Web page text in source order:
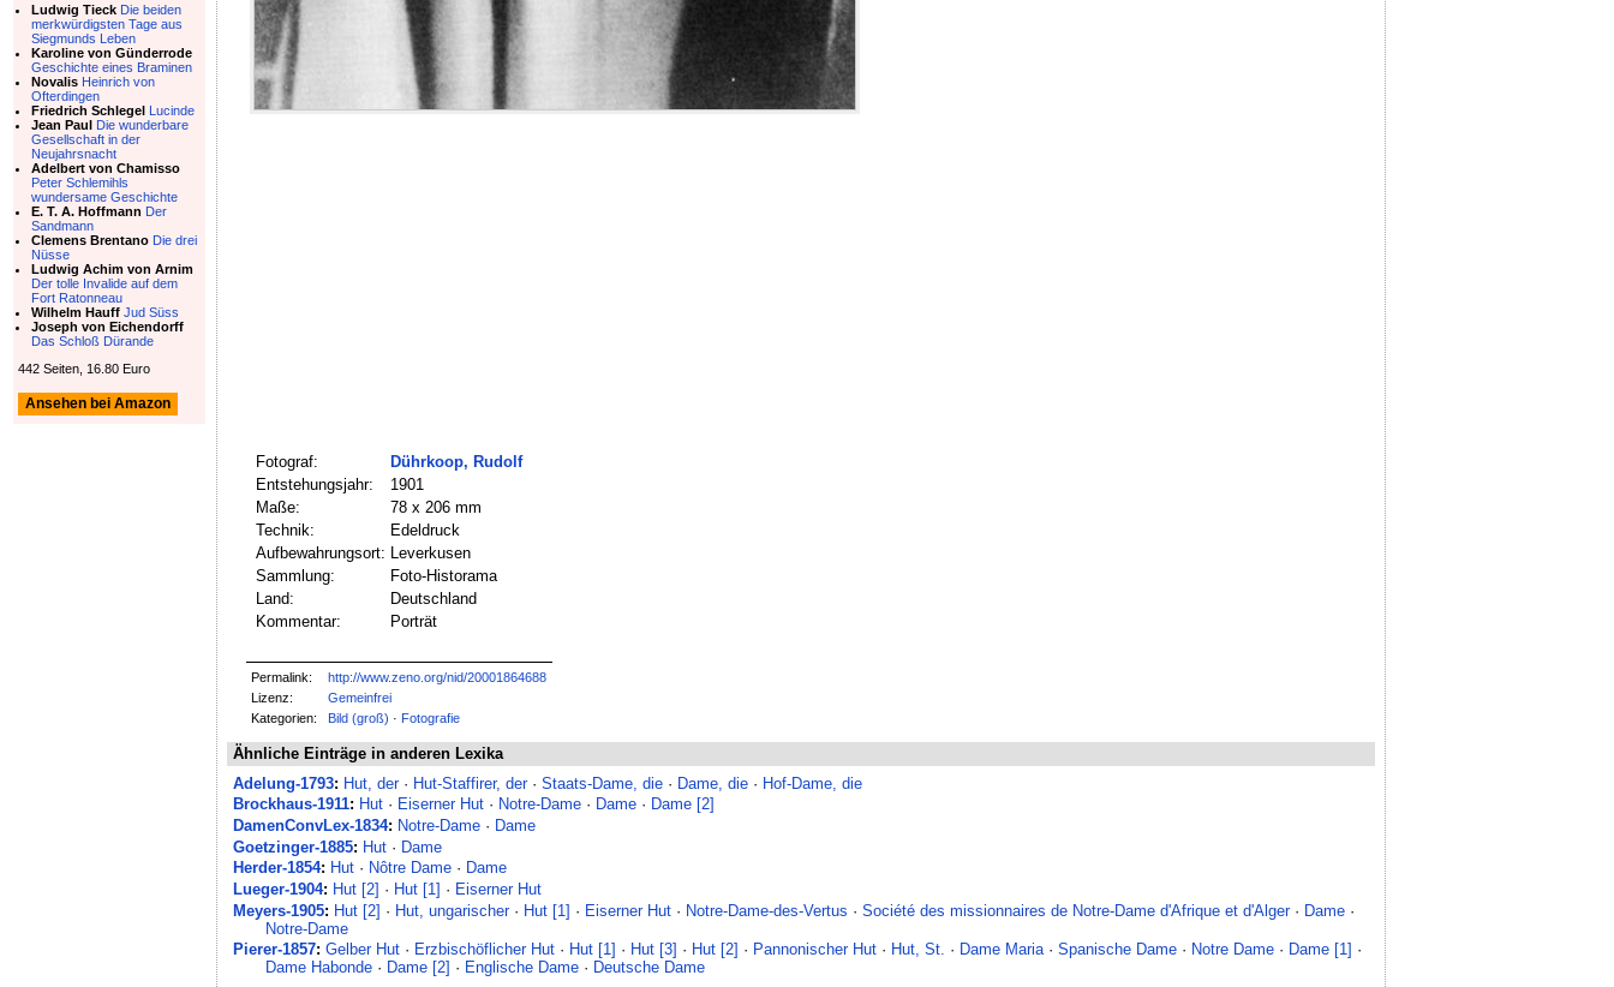
Fotograf:
Dührkoop, Rudolf
Entstehungsjahr:
1901
Maße:
78 x 206 mm
Technik:
Edeldruck
Aufbewahrungsort: Leverkusen
Sammlung:
Foto-Historama
Land:
Deutschland
Kommentar:
Porträt
Permalink:
http://www.zeno.org/nid/20001864688
Lizenz:
Gemeinfrei
Kategorien:
Bild (groß) · Fotografie
Ähnliche Einträge in anderen Lexika
Adelung-1793: Hut, der· Hut-Staffirer, der·Staats-Dame, die · Dame, die · Hof-Dame, die
Brockhaus-1911: Hut · Eiserner Hut · Notre-Dame · Dame · Dame [2]
DamenConvLex-1834: Notre-Dame · Dame
Goetzinger-1885: Hut · Dame
Herder-1854: Hut · Nôtre Dame · Dame
Lueger-1904: Hut [2] · Hut [1] · Eiserner Hut
Meyers-1905: Hut [2] · Hut, ungarischer· Hut [1] · Eiserner Hut · Notre-Dame-des-Vertus ·Société des missionnaires de Notre-Dame d'Afrique et d'Alger· Dame ·
Notre-Dame
Pierer-1857: Gelber Hut · Erzbischöflicher Hut · Hut [1] · Hut [3] · Hut [2] · Pannonischer Hut · Hut, St. · Dame Maria·Spanische Dame · Notre Dame · Dame [1] ·
Dame Habonde· Dame [2] · Englische Dame· Deutsche Dame
Ludwig Tieck Die beiden
merkwürdigsten Tage aus
Siegmunds Leben
Karoline von Günderrode
Geschichte eines Braminen
Novalis Heinrich von
Ofterdingen
Friedrich Schlegel Lucinde
Jean Paul Die wunderbare
Gesellschaft in der
Neujahrsnacht
Adelbert von Chamisso
Peter Schlemihls
wundersame Geschichte
E. T. A. Hoffmann Der
Sandmann
Clemens Brentano Die drei
Nüsse
Ludwig Achim von Arnim
Der tolle Invalide auf dem
Fort Ratonneau
Wilhelm Hauff Jud Süss
Joseph von Eichendorff
Das Schloß Dürande
442 Seiten, 16.80 Euro
Ansehen bei Amazon